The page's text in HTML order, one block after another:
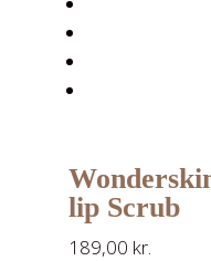
lip Scrub
189,00 kr.